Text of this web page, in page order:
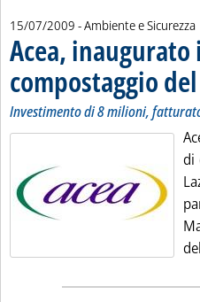
15/07/2009 - Ambiente e Sicurezza
Acea,
compostaggio
Investimento di 8 milioni,
di